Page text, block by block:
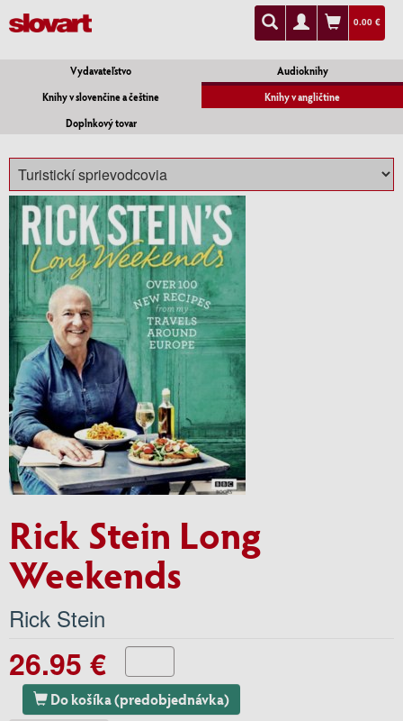
0.00 €
Vydavateľstvo
Audioknihy
Knihy v slovenčine a češtine
Knihy v angličtine
Doplnkový tovar
Rick Stein Long
Weekends
Rick Stein
26.95 €
Do košíka (predobjednávka)